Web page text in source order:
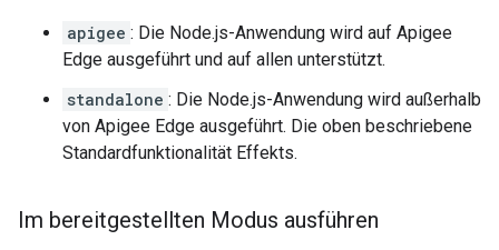
apigee : Die Node.js-Anwendung wird auf Apigee
Edge ausgeführt und auf allen unterstützt.
standalone : Die Node.js-Anwendung wird außerhalb
von Apigee Edge ausgeführt. Die oben beschriebene
Standardfunktionalität Effekts.
Im bereitgestellten Modus ausführen